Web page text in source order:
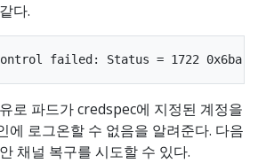
다.
로 파드가 credspec에 지정된 계정을
에 로그온할 수 없음을 알려준다. 다음
채널 복구를 시도할 수 있다.